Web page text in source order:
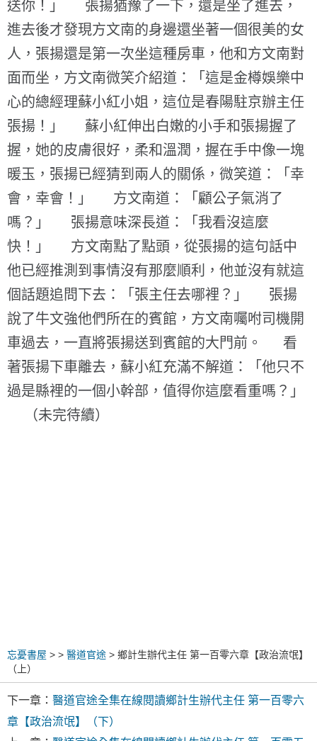
送你！」 張揚猶豫了一下，還是坐了進去，
進去後才發現方文南的身邊還坐著一個很美的女
人，張揚還是第一次坐這種房車，他和方文南對
面而坐，方文南微笑介紹道：「這是金樽娛樂中
心的總經理蘇小紅小姐，這位是春陽駐京辦主任
張揚！」 蘇小紅伸出白嫩的小手和張揚握了
握，她的皮膚很好，柔和溫潤，握在手中像一塊
暖玉，張揚已經猜到兩人的關係，微笑道：「幸
會，幸會！」 方文南道：「顧公子氣消了
嗎？」 張揚意味深長道：「我看沒這麼
快！」 方文南點了點頭，從張揚的這句話中
他已經推測到事情沒有那麼順利，他並沒有就這
個話題追問下去：「張主任去哪裡？」 張揚
說了牛文強他們所在的賓館，方文南囑咐司機開
車過去，一直將張揚送到賓館的大門前。 看
著張揚下車離去，蘇小紅充滿不解道：「他只不
過是縣裡的一個小幹部，值得你這麼看重嗎？」
（未完待續）
忘憂書屋 > > 醫道官途 > 鄉計生辦代主任 第一百零六章【政治流氓】
（上）
下一章： 醫道官途全集在線閱讀鄉計生辦代主任 第一百零六
章【政治流氓】（下）